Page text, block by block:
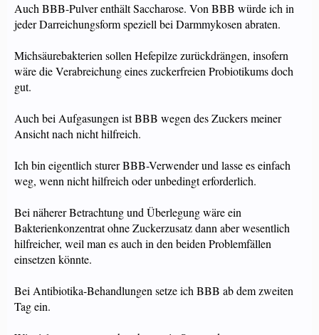
Auch BBB-Pulver enthält Saccharose. Von BBB würde ich in
jeder Darreichungsform speziell bei Darmmykosen abraten.
Michsäurebakterien sollen Hefepilze zurückdrängen, insofern
wäre die Verabreichung eines zuckerfreien Probiotikums doch
gut.
Auch bei Aufgasungen ist BBB wegen des Zuckers meiner
Ansicht nach nicht hilfreich.
Ich bin eigentlich sturer BBB-Verwender und lasse es einfach
weg, wenn nicht hilfreich oder unbedingt erforderlich.
Bei näherer Betrachtung und Überlegung wäre ein
Bakterienkonzentrat ohne Zuckerzusatz dann aber wesentlich
hilfreicher, weil man es auch in den beiden Problemfällen
einsetzen könnte.
Bei Antibiotika-Behandlungen setze ich BBB ab dem zweiten
Tag ein.